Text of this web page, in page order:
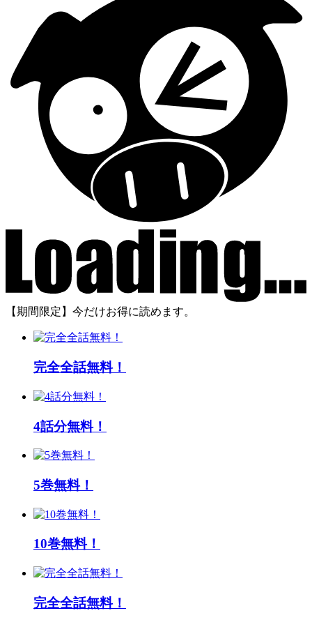
【期間限定】今だけお得に読めます。
完全全話無料！
4話分無料！
5巻無料！
10巻無料！
完全全話無料！